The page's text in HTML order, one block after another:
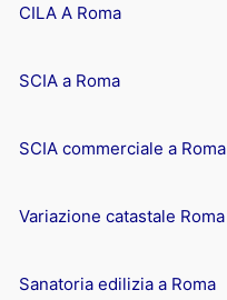
CILA A Roma
SCIA a Roma
SCIA commerciale a Roma
Variazione catastale Roma
Sanatoria edilizia a Roma